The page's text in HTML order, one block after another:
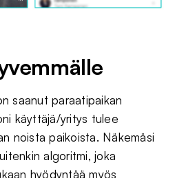
saanut paraatipaikan
käyttäjä/yritys tulee
noista paikoista. Näkemäsi
algoritmi, joka
hyödyntää myös